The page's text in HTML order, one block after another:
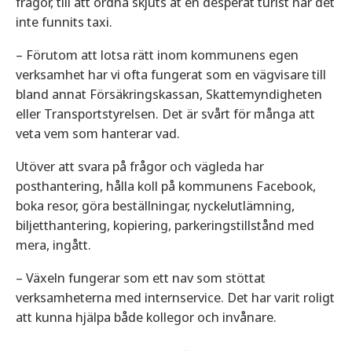
inte funnits taxi.
– Förutom att lotsa rätt inom kommunens egen
verksamhet har vi ofta fungerat som en vägvisare till
bland annat Försäkringskassan, Skattemyndigheten
eller Transportstyrelsen. Det är svårt för många att
veta vem som hanterar vad.
Utöver att svara på frågor och vägleda har
posthantering, hålla koll på kommunens Facebook,
boka resor, göra beställningar, nyckelutlämning,
biljetthantering, kopiering, parkeringstillstånd med
mera, ingått.
– Växeln fungerar som ett nav som stöttat
verksamheterna med internservice. Det har varit roligt
att kunna hjälpa både kollegor och invånare.